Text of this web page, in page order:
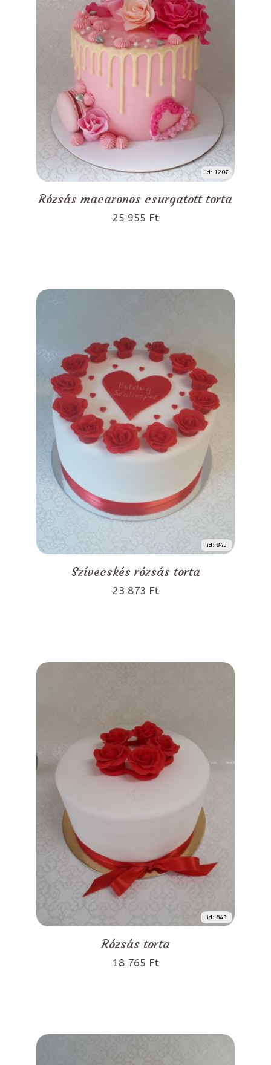
id: 1207
Rózsás macaronos csurgatott torta
25 955 Ft
id: 845
Szívecskés rózsás torta
23 873 Ft
id: 843
Rózsás torta
18 765 Ft